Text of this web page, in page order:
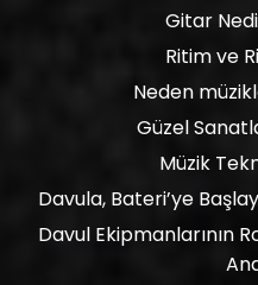
Gitar
Ritim ve
Neden
Güzel
Müzik
Davula, Bateri’ye
Davul Ekipmanlarının